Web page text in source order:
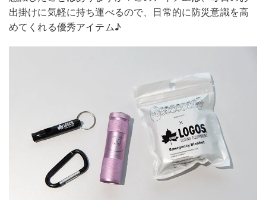
出掛けに気軽に持ち運べるので、日常的に防災意識を高
めてくれる優秀アイテム♪